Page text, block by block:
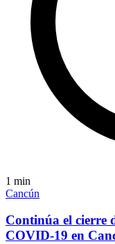
1 min
Cancún
Continúa el cierre
COVID-19 en